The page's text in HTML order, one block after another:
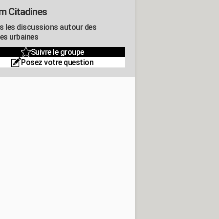
Citadines
les discussions autour des
urbaines
Suivre le groupe
Posez votre question